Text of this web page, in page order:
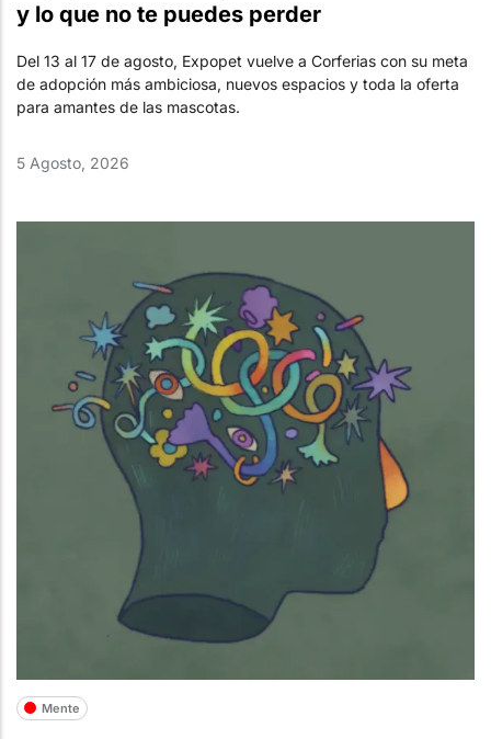
y lo que no te puedes perder
Del 13 al 17 de agosto, Expopet vuelve a Corferias con su meta
de adopción más ambiciosa, nuevos espacios y toda la oferta
para amantes de las mascotas.
5 Agosto, 2026
Mente